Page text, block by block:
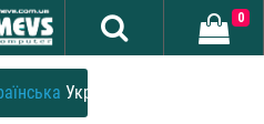
Українська
0